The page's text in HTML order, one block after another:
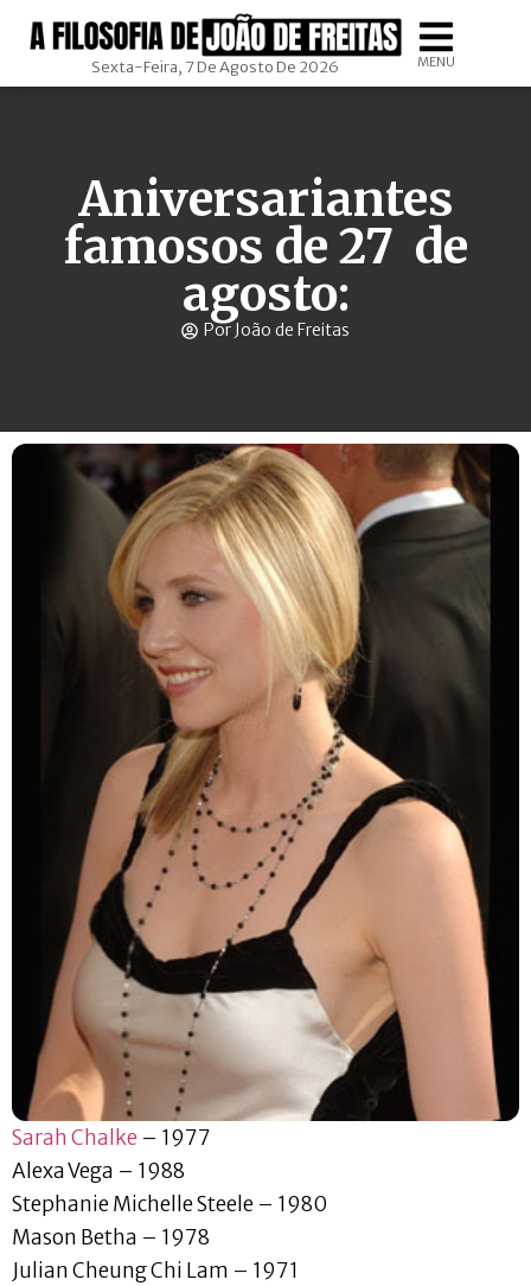
Sexta-Feira, 7 De Agosto De 2026 MENU
Aniversariantes
famosos de 27 de
agosto:
Por João de Freitas
Sarah Chalke – 1977
Alexa Vega – 1988
Stephanie Michelle Steele – 1980
Mason Betha – 1978
Julian Cheung Chi Lam – 1971